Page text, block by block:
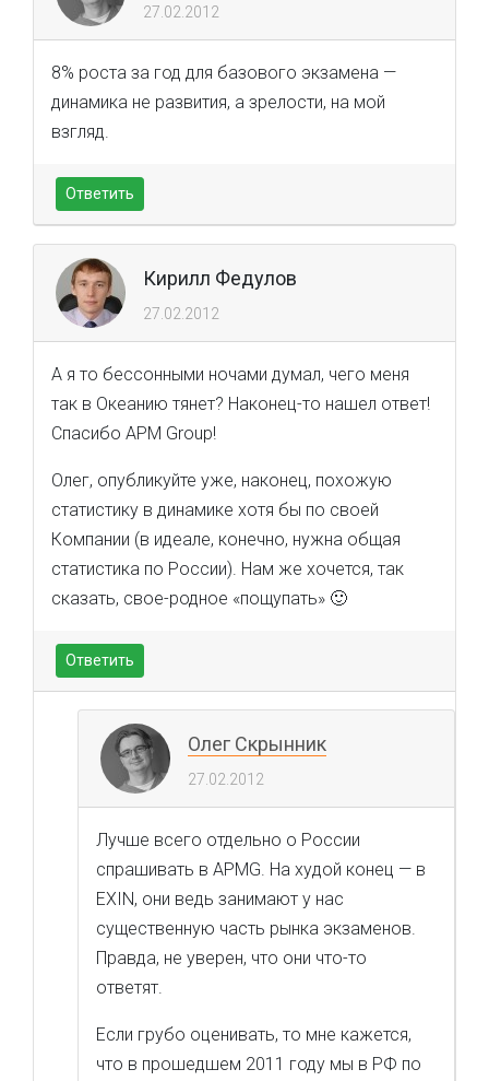
27.02.2012
8% роста за год для базового экзамена —
динамика не развития, а зрелости, на мой
взгляд.
Ответить
Кирилл Федулов
27.02.2012
А я то бессонными ночами думал, чего меня
так в Океанию тянет? Наконец-то нашел ответ!
Спасибо APM Group!
Олег, опубликуйте уже, наконец, похожую
статистику в динамике хотя бы по своей
Компании (в идеале, конечно, нужна общая
статистика по России). Нам же хочется, так
сказать, свое-родное «пощупать» 🙂
Ответить
Олег Скрынник
27.02.2012
Лучше всего отдельно о России
спрашивать в APMG. На худой конец — в
EXIN, они ведь занимают у нас
существенную часть рынка экзаменов.
Правда, не уверен, что они что-то
ответят.
Если грубо оценивать, то мне кажется,
что в прошедшем 2011 году мы в РФ по